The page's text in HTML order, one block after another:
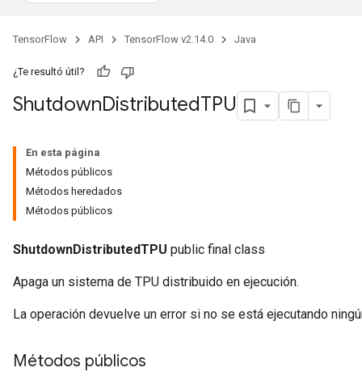
TensorFlow API TensorFlow v2.14.0 Java
¿Te resultó útil?
ShutdownDistributedTPU
En esta página
Métodos públicos
Métodos heredados
Métodos públicos
ShutdownDistributedTPU public final class
Apaga un sistema de TPU distribuido en ejecución.
La operación devuelve un error si no se está ejecutando
Métodos públicos